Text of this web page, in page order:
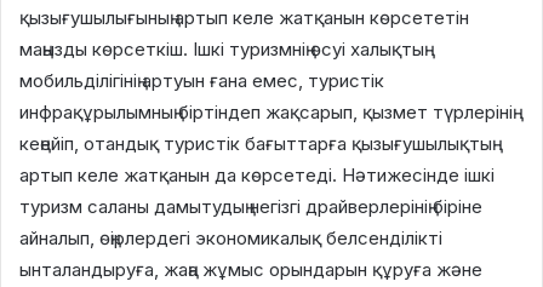
қызығушылығының артып келе жатқанын көрсететін
маңызды көрсеткіш. Ішкі туризмнің өсуі халықтың
мобильділігінің артуын ғана емес, туристік
инфрақұрылымның біртіндеп жақсарып, қызмет түрлерінің
кеңейіп, отандық туристік бағыттарға қызығушылықтың
артып келе жатқанын да көрсетеді. Нәтижесінде ішкі
туризм саланы дамытудың негізгі драйверлерінің біріне
айналып, өңірлердегі экономикалық белсенділікті
ынталандыруға, жаңа жұмыс орындарын құруға және